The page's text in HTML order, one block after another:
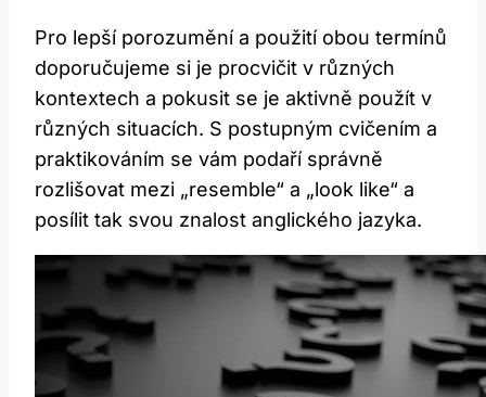
Pro lepší porozumění a použití obou termínů
doporučujeme si je procvičit v různých
kontextech a pokusit se je aktivně použít v
různých situacích. S postupným cvičením a
praktikováním se vám podaří správně
rozlišovat mezi „resemble“ a „look like“ a
posílit tak svou znalost anglického jazyka.